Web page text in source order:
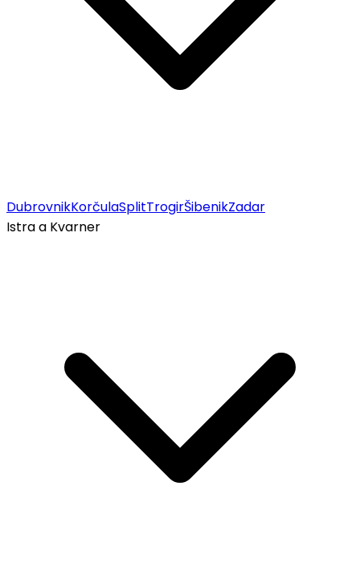
DubrovnikKorčulaSplitTrogirŠibenikZadar
Istra a Kvarner